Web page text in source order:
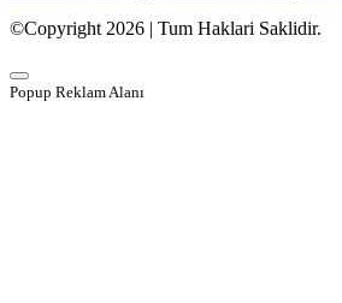
©Copyright 2026 | Tum Haklari Saklidir.
Popup Reklam Alanı